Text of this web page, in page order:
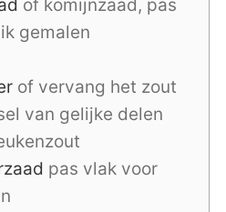
of komijnzaad, pas
gemalen
of vervang het zout
van gelijke delen
pas vlak voor